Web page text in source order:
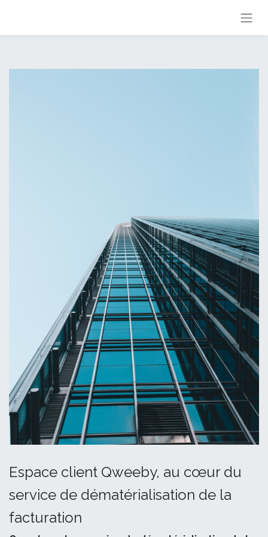
Espace client Qweeby, au cœur du
service de dématérialisation de la
facturation